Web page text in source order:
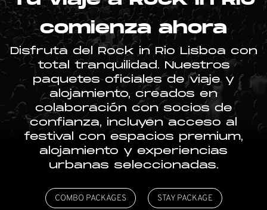
comienza ahora
Disfruta del Rock in Rio Lisboa con
total tranquilidad. Nuestros
paquetes oficiales de viaje y
alojamiento, creados en
colaboración con socios de
confianza, incluyen acceso al
festival con espacios premium,
alojamiento y experiencias
urbanas seleccionadas.
COMBO PACKAGES STAY PACKAGE